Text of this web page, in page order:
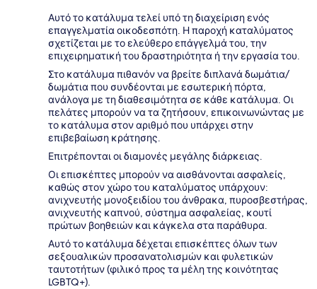
Αυτό το κατάλυμα τελεί υπό τη διαχείριση ενός
επαγγελματία οικοδεσπότη. Η παροχή καταλύματος
σχετίζεται με το ελεύθερο επάγγελμά του, την
επιχειρηματική του δραστηριότητα ή την εργασία του.
Στο κατάλυμα πιθανόν να βρείτε διπλανά δωμάτια/
δωμάτια που συνδέονται με εσωτερική πόρτα,
ανάλογα με τη διαθεσιμότητα σε κάθε κατάλυμα. Οι
πελάτες μπορούν να τα ζητήσουν, επικοινωνώντας με
το κατάλυμα στον αριθμό που υπάρχει στην
επιβεβαίωση κράτησης.
Επιτρέπονται οι διαμονές μεγάλης διάρκειας.
Οι επισκέπτες μπορούν να αισθάνονται ασφαλείς,
καθώς στον χώρο του καταλύματος υπάρχουν:
ανιχνευτής μονοξειδίου του άνθρακα, πυροσβεστήρας,
ανιχνευτής καπνού, σύστημα ασφαλείας, κουτί
πρώτων βοηθειών και κάγκελα στα παράθυρα.
Αυτό το κατάλυμα δέχεται επισκέπτες όλων των
σεξουαλικών προσανατολισμών και φυλετικών
ταυτοτήτων (φιλικό προς τα μέλη της κοινότητας
LGBTQ+).